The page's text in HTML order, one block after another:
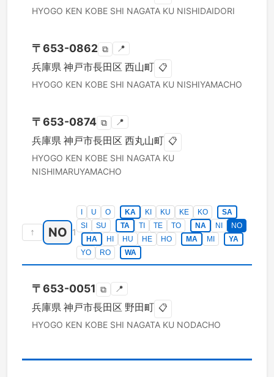
HYOGO KEN KOBE SHI NAGATA KU NISHIDAIDORI
〒653-0862 ⧉ 📍
兵庫県 神戸市長田区 西山町 📋
HYOGO KEN KOBE SHI NAGATA KU NISHIYAMACHO
〒653-0874 ⧉ 📍
兵庫県 神戸市長田区 西丸山町 📋
HYOGO KEN KOBE SHI NAGATA KU
NISHIMARUYAMACHO
↑ NO 1
U O KA KI KU KE KO
SA
SI
SU TA TI TE TO NA NI
NO
HA
HI HU HE HO MA MI
YA
YO
RO WA
〒653-0051 ⧉ 📍
兵庫県 神戸市長田区 野田町 📋
HYOGO KEN KOBE SHI NAGATA KU NODACHO